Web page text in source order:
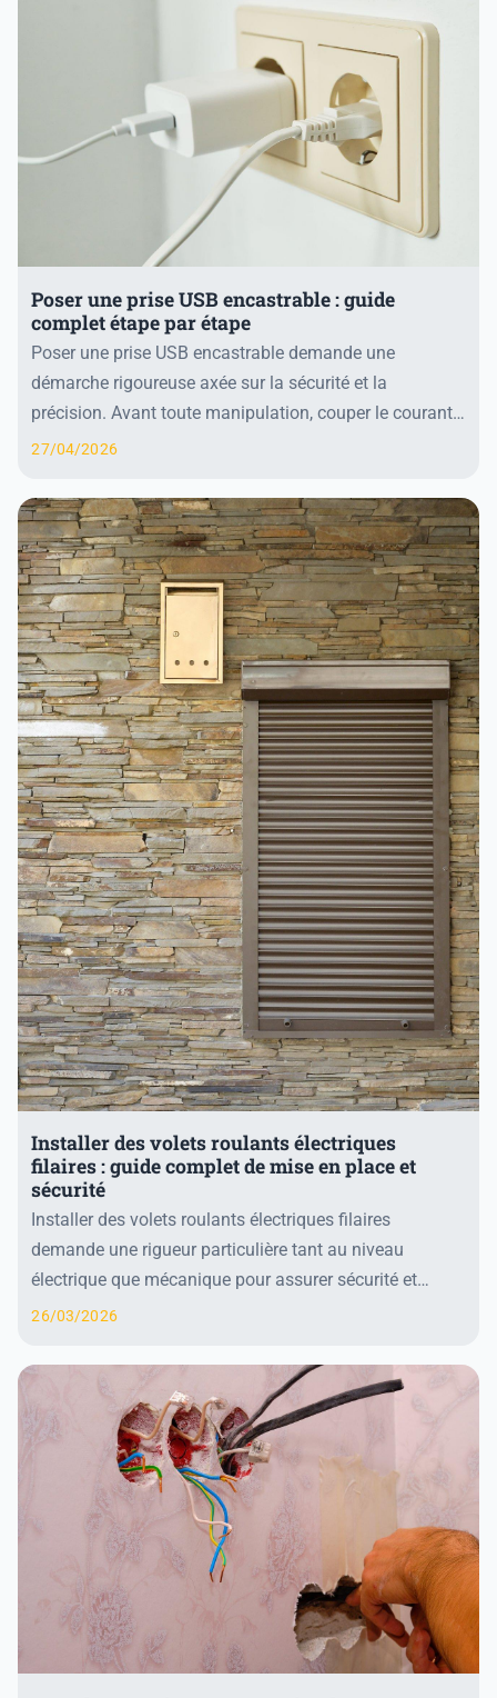
Poser une prise USB encastrable : guide
complet étape par étape
Poser une prise USB encastrable demande une
démarche rigoureuse axée sur la sécurité et la
précision. Avant toute manipulation, couper le courant
est impératif pour éliminer tout risque d’électrocutio...
27/04/2026
Installer des volets roulants électriques
filaires : guide complet de mise en place et
sécurité
Installer des volets roulants électriques filaires
demande une rigueur particulière tant au niveau
électrique que mécanique pour assurer sécurité et
longévité. Le respect de la norme NF C 15-100 est f...
26/03/2026